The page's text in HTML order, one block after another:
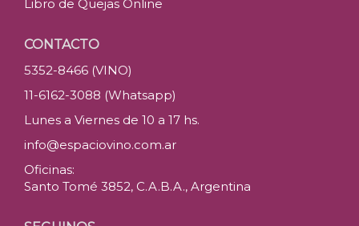
Libro de Quejas Online
CONTACTO
5352-8466 (VINO)
11-6162-3088 (Whatsapp)
Lunes a Viernes de 10 a 17 hs.
info@espaciovino.com.ar
Oficinas:
Santo Tomé 3852, C.A.B.A., Argentina